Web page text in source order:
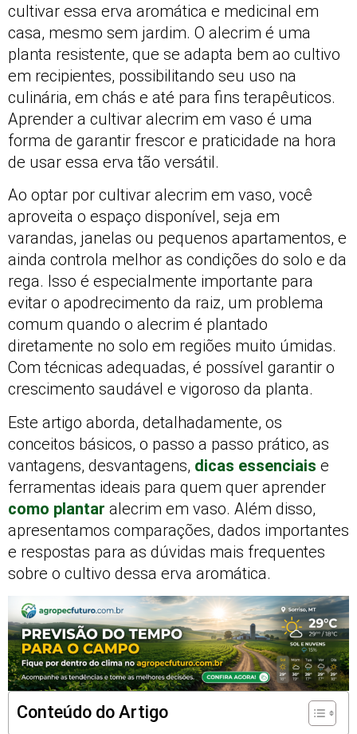
cultivar essa erva aromática e medicinal em
casa, mesmo sem jardim. O alecrim é uma
planta resistente, que se adapta bem ao cultivo
em recipientes, possibilitando seu uso na
culinária, em chás e até para fins terapêuticos.
Aprender a cultivar alecrim em vaso é uma
forma de garantir frescor e praticidade na hora
de usar essa erva tão versátil.
Ao optar por cultivar alecrim em vaso, você
aproveita o espaço disponível, seja em
varandas, janelas ou pequenos apartamentos, e
ainda controla melhor as condições do solo e da
rega. Isso é especialmente importante para
evitar o apodrecimento da raiz, um problema
comum quando o alecrim é plantado
diretamente no solo em regiões muito úmidas.
Com técnicas adequadas, é possível garantir o
crescimento saudável e vigoroso da planta.
Este artigo aborda, detalhadamente, os
conceitos básicos, o passo a passo prático, as
vantagens, desvantagens, dicas essenciais e
ferramentas ideais para quem quer aprender
como plantar alecrim em vaso. Além disso,
apresentamos comparações, dados importantes
e respostas para as dúvidas mais frequentes
sobre o cultivo dessa erva aromática.
Conteúdo do Artigo